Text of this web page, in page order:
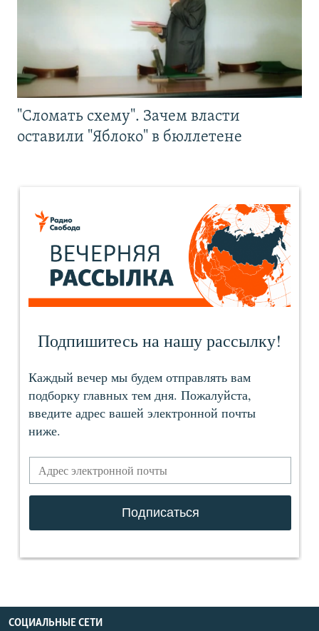
"Сломать схему". Зачем власти
оставили "Яблоко" в бюллетене
СОЦИАЛЬНЫЕ СЕТИ